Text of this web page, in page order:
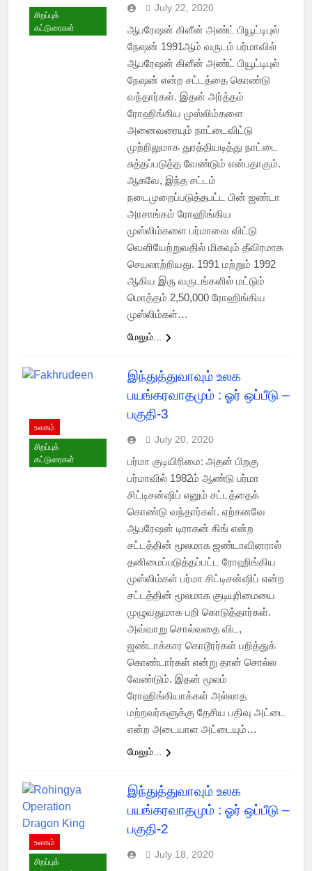
சிறப்புக்
கட்டுரைகள்
July 22, 2020
ஆபரேஷன் கிளீன் அண்ட் பியூட்டிபுல்
நேஷன் 1991ஆம் வருடம் பர்மாவில்
ஆபரேஷன் கிளீன் அண்ட் பியூட்டிபுல்
நேஷன் என்ற சட்டத்தை கொண்டு
வந்தார்கள். இதன் அர்த்தம்
ரோஹிங்கிய முஸ்லிம்களை
அனைவரையும் நாட்டைவிட்டு
முற்றிலுமாக துரத்தியடித்து நாட்டை
சுத்தப்படுத்த வேண்டும் என்பதாகும்.
ஆகவே, இந்த சட்டம்
நடைமுறைப்படுத்தபட்ட பின் ஜண்டா
அரசாங்கம் ரோஹிங்கிய
முஸ்லிம்களை பர்மாவை விட்டு
வெளியேற்றுவதில் மிகவும் தீவிரமாக
செயலாற்றியது. 1991 மற்றும் 1992
ஆகிய இரு வருடங்களில் மட்டும்
மொத்தம் 2,50,000 ரோஹிங்கிய
முஸ்லிம்கள்…
மேலும்...
உலகம்
சிறப்புக்
கட்டுரைகள்
இந்துத்துவாவும் உலக
பயங்கரவாதமும் : ஓர் ஒப்பீடு –
பகுதி-3
July 20, 2020
பர்மா குடியிரிமை: அதன் பிறகு
பர்மாவில் 1982ம் ஆண்டு பர்மா
சிட்டிசன்ஷிப் எனும் சட்டத்தைக்
கொண்டு வந்தார்கள். ஏற்கனவே
ஆபரேஷன் டிராகன் கிங் என்ற
சட்டத்தின் மூலமாக ஜண்டாவினரால்
தனிமைப்படுத்தப்பட்ட ரோஹிங்கிய
முஸ்லிம்கள் பர்மா சிட்டிசன்ஷிப் என்ற
சட்டத்தின் மூலமாக குடியுரிமையை
முழுவதுமாக பறி கொடுத்தார்கள்.
அவ்வாறு சொல்வதை விட,
ஜண்டாக்கார கொடூரர்கள் பறித்துக்
கொண்டார்கள் என்று தான் சொல்ல
வேண்டும். இதன் மூலம்
ரோஹிங்கியாக்கள் அல்லாத
மற்றவர்களுக்கு தேசிய பதிவு அட்டை
என்ற அடையாள அட்டையும்…
மேலும்...
உலகம்
சிறப்புக்
இந்துத்துவாவும் உலக
பயங்கரவாதமும் : ஓர் ஒப்பீடு –
பகுதி-2
July 18, 2020